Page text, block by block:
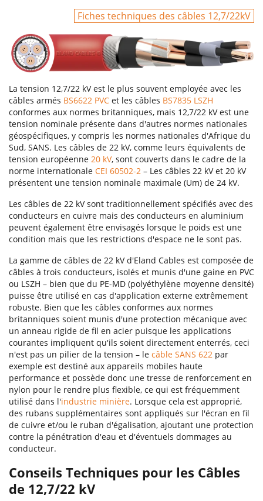
Fiches techniques des câbles 12,7/22kV
La tension 12,7/22 kV est le plus souvent employée avec les
câbles armés BS6622 PVC et les câbles BS7835 LSZH
conformes aux normes britanniques, mais 12,7/22 kV est une
tension nominale présente dans d'autres normes nationales
géospécifiques, y compris les normes nationales d'Afrique du
Sud, SANS. Les câbles de 22 kV, comme leurs équivalents de
tension européenne 20 kV, sont couverts dans le cadre de la
norme internationale CEI 60502-2 – Les câbles 22 kV et 20 kV
présentent une tension nominale maximale (Um) de 24 kV.
Les câbles de 22 kV sont traditionnellement spécifiés avec des
conducteurs en cuivre mais des conducteurs en aluminium
peuvent également être envisagés lorsque le poids est une
condition mais que les restrictions d'espace ne le sont pas.
La gamme de câbles de 22 kV d'Eland Cables est composée de
câbles à trois conducteurs, isolés et munis d'une gaine en PVC
ou LSZH – bien que du PE-MD (polyéthylène moyenne densité)
puisse être utilisé en cas d'application externe extrêmement
robuste. Bien que les câbles conformes aux normes
britanniques soient munis d'une protection mécanique avec
un anneau rigide de fil en acier puisque les applications
courantes impliquent qu'ils soient directement enterrés, ceci
n'est pas un pilier de la tension – le câble SANS 622 par
exemple est destiné aux appareils mobiles haute
performance et possède donc une tresse de renforcement en
nylon pour le rendre plus flexible, ce qui est fréquemment
utilisé dans l'industrie minière. Lorsque cela est approprié,
des rubans supplémentaires sont appliqués sur l'écran en fil
de cuivre et/ou le ruban d'égalisation, ajoutant une protection
contre la pénétration d'eau et d'éventuels dommages au
conducteur.
Conseils Techniques pour les Câbles
de 12,7/22 kV